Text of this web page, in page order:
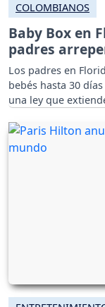
COLOMBIANOS
Baby Box en
padres
Los padres en
bebés hasta 30
una ley que